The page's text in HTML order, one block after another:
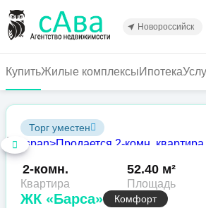
основному
Новороссийск
КупитьЖилые комплексыИпотека
Торг уместен
2-комн.
Квартира
52.40 м²
Площадь
ЖК «Барса» Комфорт